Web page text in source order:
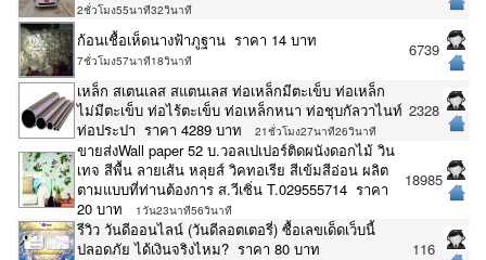
2ชั่วโมง55นาที32วินาที
ก้อนเชื้อเห็ดนางฟ้าภูฐาน ราคา 14 บาท
7ชั่วโมง57นาที18วินาที
6739
เหล็ก สเตนเลส สแตนเลส ท่อเหล็กมีตะเข็บ ท่อเหล็ก
ไม่มีตะเข็บ ท่อไร้ตะเข็บ ท่อเหล็กหนา ท่อชุบกัลวาไนท์
ท่อประปา ราคา 4289 บาท
21ชั่วโมง27นาที26วินาที
2328
ขายส่งWall paper 52 บ.วอลเปเปอร์ติดผนังดอกไม้ วิน
เทจ สีพื้น ลายเส้น หลุยส์ วิคทอเรีย สีเข้มสีอ่อน ผลิต
ตามแบบที่ท่านต้องการ ส.วีเซิ่น T.029555714 ราคา
20 บาท
1วัน23นาที56วินาที
18985
รีวิว วันดีออนไลน์ (วันดีลอตเตอรี่) ซื้อเลขเด็ดเว็บนี้
ปลอดภัย ได้เงินจริงไหม? ราคา 80 บาท
116